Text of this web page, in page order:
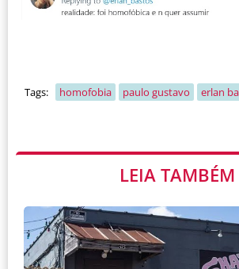
Tags: homofobia paulo gustavo erlan
LEIA TAMBÉM